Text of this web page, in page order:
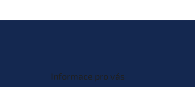
Informace pro vás